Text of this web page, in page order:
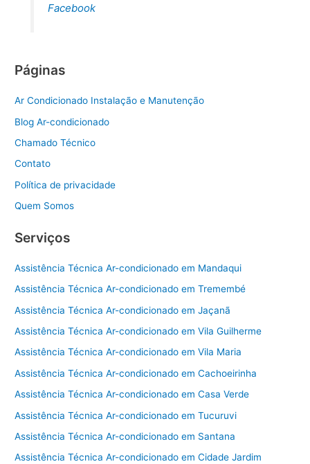
Facebook
Páginas
Ar Condicionado Instalação e Manutenção
Blog Ar-condicionado
Chamado Técnico
Contato
Política de privacidade
Quem Somos
Serviços
Assistência Técnica Ar-condicionado em Mandaqui
Assistência Técnica Ar-condicionado em Tremembé
Assistência Técnica Ar-condicionado em Jaçanã
Assistência Técnica Ar-condicionado em Vila Guilherme
Assistência Técnica Ar-condicionado em Vila Maria
Assistência Técnica Ar-condicionado em Cachoeirinha
Assistência Técnica Ar-condicionado em Casa Verde
Assistência Técnica Ar-condicionado em Tucuruvi
Assistência Técnica Ar-condicionado em Santana
Assistência Técnica Ar-condicionado em Cidade Jardim